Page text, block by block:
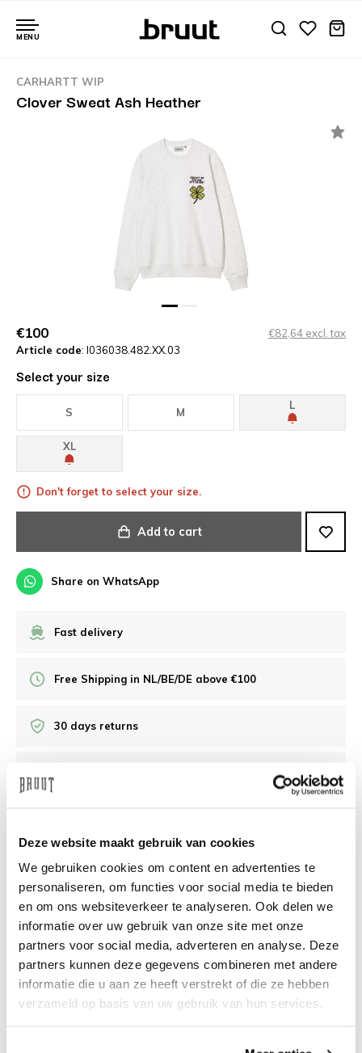
Deze website maakt gebruik van cookies
We gebruiken cookies om content en advertenties te
personaliseren, om functies voor social media te bieden
en om ons websiteverkeer te analyseren. Ook delen we
informatie over uw gebruik van onze site met onze
partners voor social media, adverteren en analyse. Deze
partners kunnen deze gegevens combineren met andere
informatie die u aan ze heeft verstrekt of die ze hebben
verzameld op basis van uw gebruik van hun services.
MENU
CARHARTT WIP
Clover Sweat Ash Heather
€100
€82,64 excl. tax
Article code: I036038.482.XX.03
Select your size
S M
L
XL
Don't forget to select your size.
Add to cart
Share on WhatsApp
Fast delivery
Free Shipping in NL/BE/DE above €100
30 days returns
Need help?We're glad to help
info@bruut.nl Live chat Whatsapp
About this product
Shipment and returns
Related products